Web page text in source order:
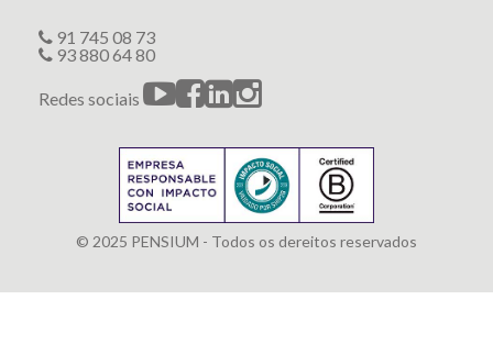
91 745 08 73
93 880 64 80
Redes sociais
© 2025 PENSIUM - Todos os dereitos reservados